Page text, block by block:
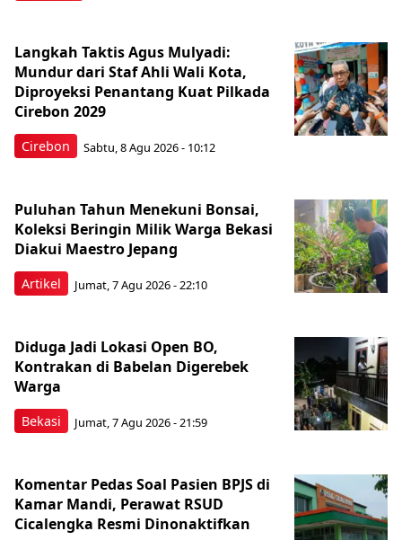
Cirebon
Langkah Taktis Agus Mulyadi:
Mundur dari Staf Ahli Wali Kota,
Diproyeksi Penantang Kuat Pilkada
Cirebon 2029
Sabtu, 8 Agu 2026 - 10:12
Artikel
Puluhan Tahun Menekuni Bonsai,
Koleksi Beringin Milik Warga Bekasi
Diakui Maestro Jepang
Jumat, 7 Agu 2026 - 22:10
Bekasi
Diduga Jadi Lokasi Open BO,
Kontrakan di Babelan Digerebek
Warga
Jumat, 7 Agu 2026 - 21:59
Komentar Pedas Soal Pasien BPJS di
Kamar Mandi, Perawat RSUD
Cicalengka Resmi Dinonaktifkan